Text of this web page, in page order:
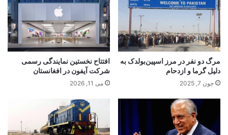
مرگ دو نفر در مرز اسپین‌بولدک به
دلیل گرما و ازدحام
جون 7, 2025
افتتاح نخستین نمایندگی رسمی
شرکت آیفون در افغانستان
می 11, 2026